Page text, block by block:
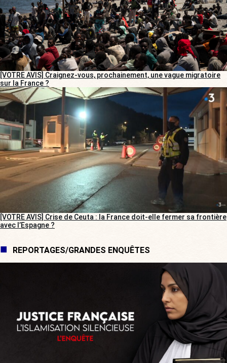
[VOTRE AVIS] Craignez-vous, prochainement, une vague migratoire
sur la France ?
[VOTRE AVIS] Crise de Ceuta : la France doit-elle fermer sa frontière
avec l’Espagne ?
REPORTAGES/GRANDES ENQUÊTES